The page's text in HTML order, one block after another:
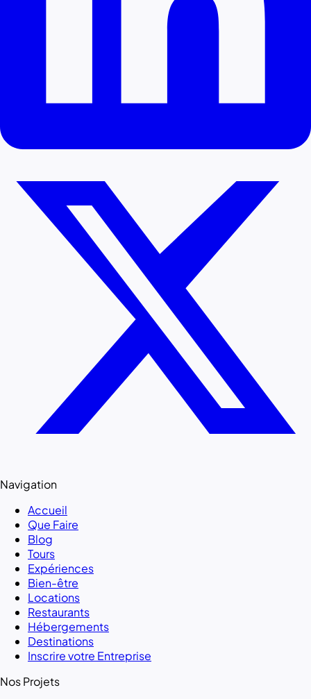
Navigation
Accueil
Que Faire
Blog
Tours
Expériences
Bien-être
Locations
Restaurants
Hébergements
Destinations
Inscrire votre Entreprise
Nos Projets